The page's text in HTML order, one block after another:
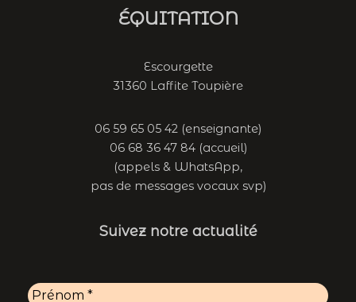
ÉQUITATION
Escourgette
31360 Laffite Toupière
06 59 65 05 42 (enseignante)
06 68 36 47 84 (accueil)
(appels & WhatsApp,
pas de messages vocaux svp)
Suivez notre actualité